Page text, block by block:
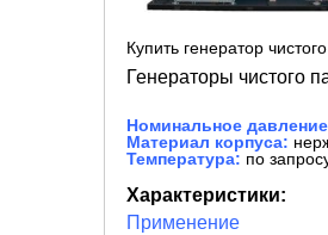
Купить генератор
Генераторы чистого
Номинальное
Материал корпуса:
Температура: по
Характеристики:
Применение